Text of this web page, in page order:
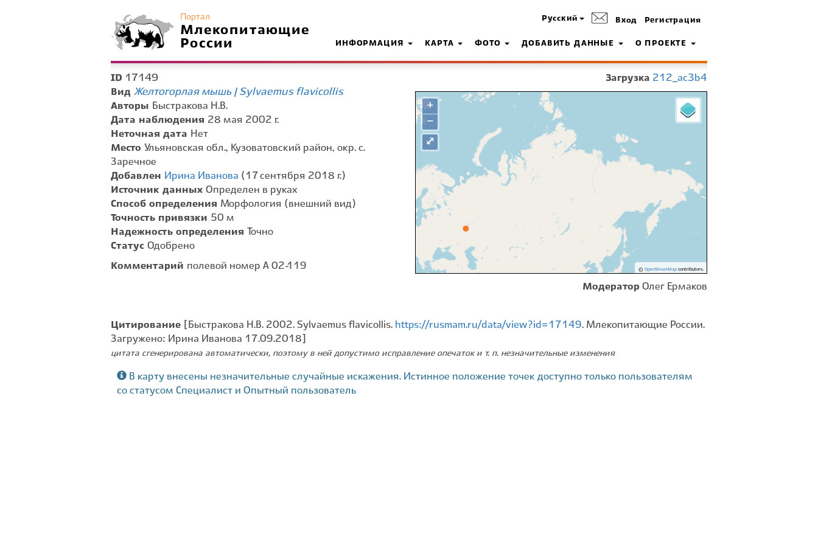
Портал
Млекопитающие
России
Русский Вход Регистрация
ИНФОРМАЦИЯ КАРТА ФОТО ДОБАВИТЬ ДАННЫЕ О ПРОЕКТЕ
ID 17149
Вид Желтогорлая мышь | Sylvaemus flavicollis
Авторы Быстракова Н.В.
Дата наблюдения 28 мая 2002 г.
Неточная дата Нет
Место Ульяновская обл., Кузоватовский район, окр. с.
Заречное
Добавлен Ирина Иванова (17 сентября 2018 г.)
Источник данных Определен в руках
Способ определения Морфология (внешний вид)
Точность привязки 50 м
Надежность определения
Точно
Статус Одобрено
Комментарий полевой номер А 02-119
Загрузка 212_ac3b4
+
−
© OpenStreetMapcontributors.
⤢
Модератор Олег Ермаков
Цитирование [Быстракова Н.В. 2002. Sylvaemus flavicollis. https://rusmam.ru/data/view?id=17149. Млекопитающие России.
Загружено: Ирина Иванова 17.09.2018]
цитата сгенерирована автоматически, поэтому в ней допустимо исправление опечаток и т. п. незначительные изменения
В карту внесены незначительные случайные искажения. Истинное положение точек доступно только пользователям
со статусом Специалист и Опытный пользователь